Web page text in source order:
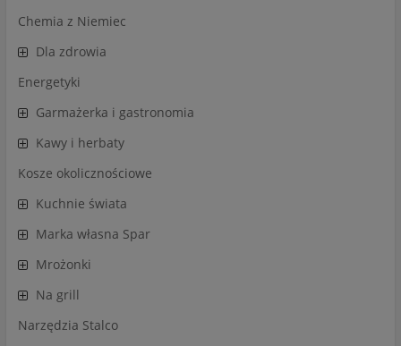
Chemia z Niemiec
Dla zdrowia
Energetyki
Garmażerka i gastronomia
Kawy i herbaty
Kosze okolicznościowe
Kuchnie świata
Marka własna Spar
Mrożonki
Na grill
Narzędzia Stalco